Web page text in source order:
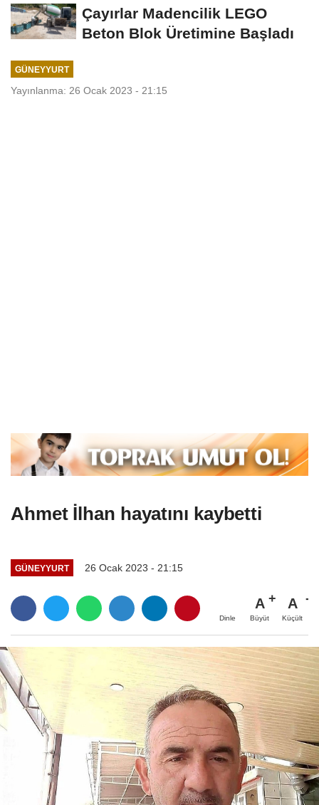
Çayırlar Madencilik LEGO
Beton Blok Üretimine Başladı
GÜNEYYURT
Yayınlanma: 26 Ocak 2023 - 21:15
Ahmet İlhan hayatını kaybetti
GÜNEYYURT 26 Ocak 2023 - 21:15
Dinle
A
Büyüt
A
Küçült